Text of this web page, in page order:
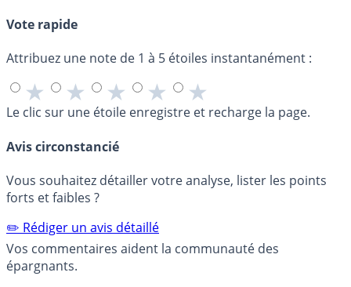
Vote rapide
Attribuez une note de 1 à 5 étoiles instantanément :
★ ★ ★ ★ ★
Le clic sur une étoile enregistre et recharge la page.
Avis circonstancié
Vous souhaitez détailler votre analyse, lister les points
forts et faibles ?
✏️ Rédiger un avis détaillé
Vos commentaires aident la communauté des
épargnants.